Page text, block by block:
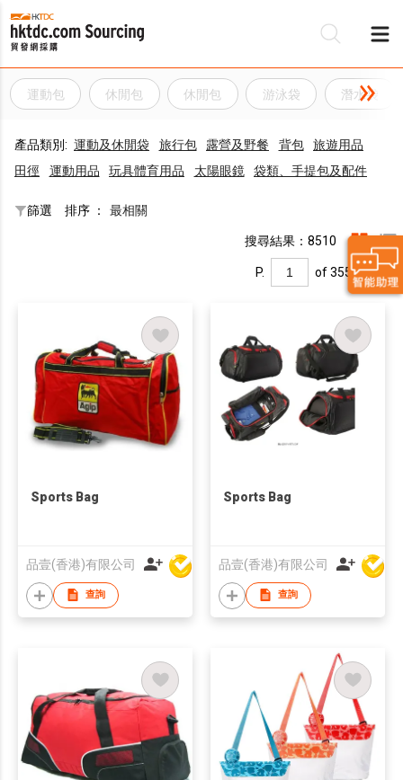
運動包 休閒包 休閒包 游泳袋 潛水袋
產品類別: 運動及休閒袋 旅行包 露營及野餐 背包
旅遊用品
田徑
運動用品 玩具體育用品 太陽眼鏡 袋類、手提包及配件
篩選 排序 ： 最相關
搜尋結果：8510
P. of 355
Sports Bag
品壹(香港)有限公司
查詢
Sports Bag
品壹(香港)有限公司
查詢